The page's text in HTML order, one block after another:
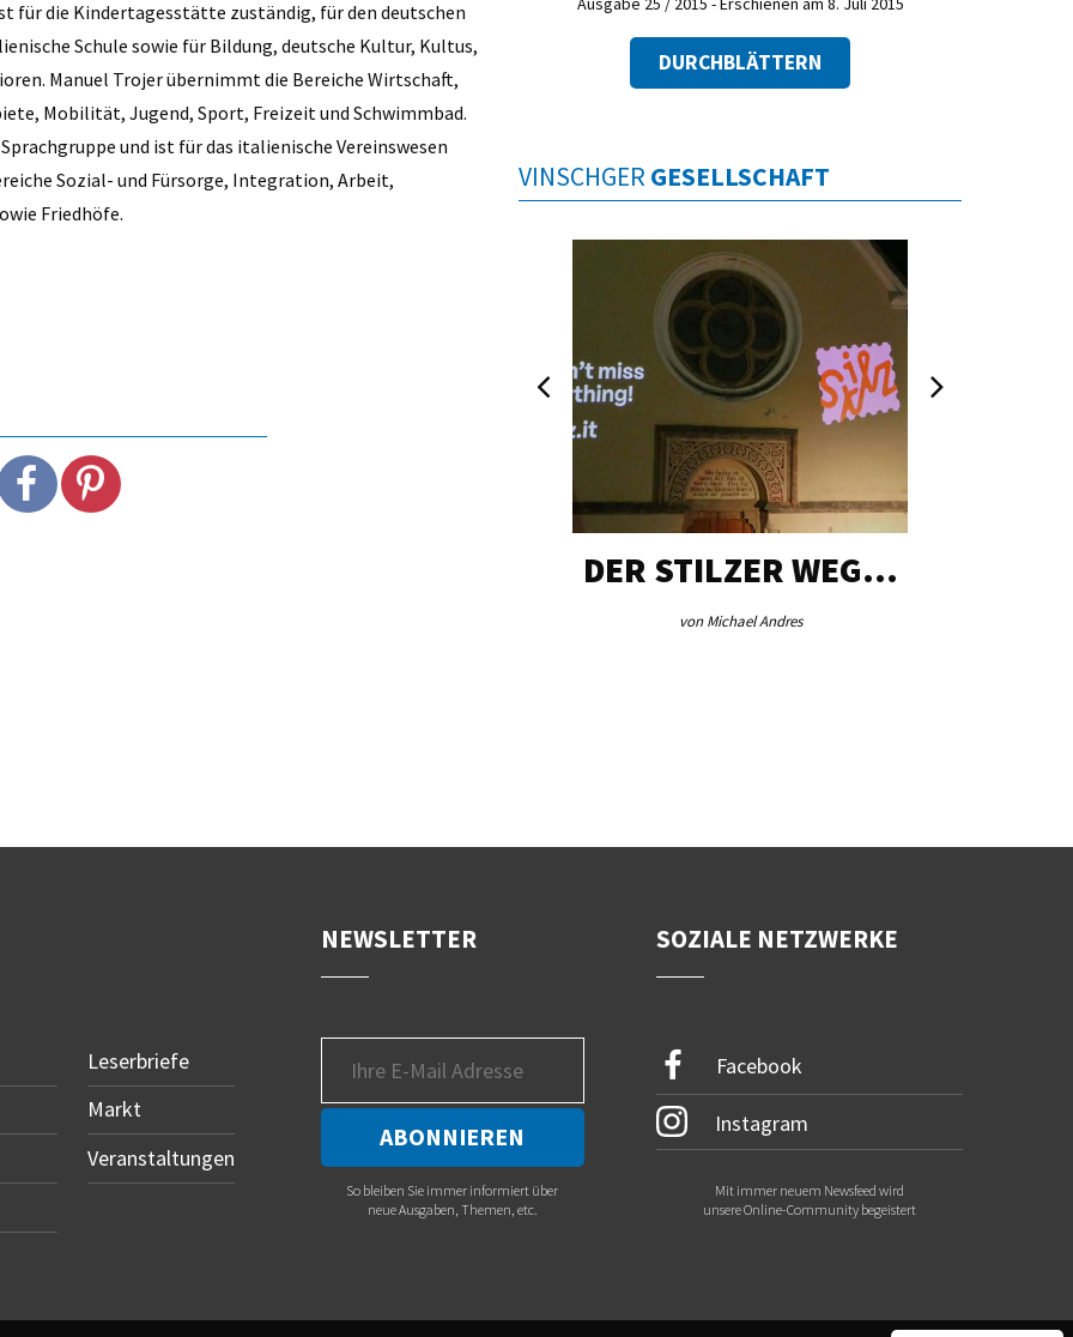
für die Kindertagesstätte zuständig, für den deutschen
Schule sowie für Bildung, deutsche Kultur, Kultus,
­Manuel Trojer übernimmt die Bereiche Wirtschaft,
Mobilität, Jugend, Sport, Freizeit und Schwimmbad.
und ist für das italienische Vereinswesen
Sozial- und Fürsorge, Integration, Arbeit,
Friedhöfe.
DURCHBLÄTTERN
VINSCHGER GESELLSCHAFT
DER STILZER WEG…
von Michael Andres
Leserbriefe
Markt
Veranstaltungen
NEWSLETTER
So bleiben Sie immer informiert über
neue Ausgaben, Themen, etc.
SOZIALE NETZWERKE
Facebook
Instagram
Mit immer neuem Newsfeed wird
unsere Online-Community begeistert